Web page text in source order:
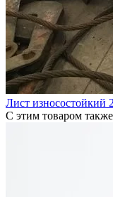
Лист износостойкий
С этим товаром